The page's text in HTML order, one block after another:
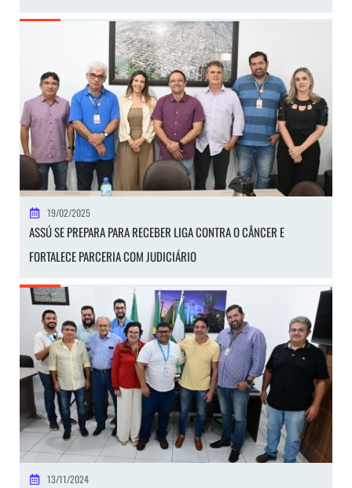
19/02/2025
ASSÚ SE PREPARA PARA RECEBER LIGA CONTRA O CÂNCER E
FORTALECE PARCERIA COM JUDICIÁRIO
13/11/2024